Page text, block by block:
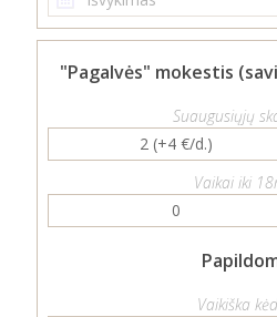
"Pagalvės" mokestis
Suaugusiųjų
2 (+4 €/d.)
Vaikai iki
0
Vaikiška